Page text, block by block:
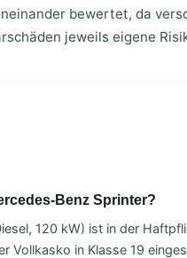
bewertet, da
jeweils eigene
Benz Sprinter?
120 kW) ist in der
Vollkasko in Klasse 19